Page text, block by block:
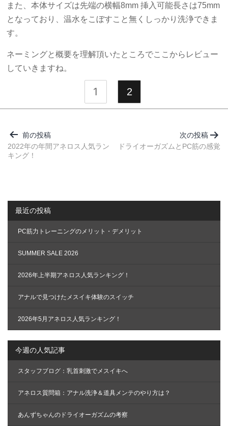
また、本体サイズは先端の横幅8mm 挿入可能長さは75mm
となっており、温水をこぼすこと無くしっかり洗浄できま
す。
ネーミングと概要を理解頂いたところでここからレビュー
していきますね。
1 2
稿
ナ
ビ
シ
ョ
ン
前の投稿
2022年の年間アネロス人気ラン
キング！
次の投稿
ドライオーガズムとPC筋の感覚
最近の投稿
PC筋力トレーニングのメリット・デメリット
SUMMER SALE 2026
2026年上半期アネロス人気ランキング！
アナルで見つけたメスイキ体験のスイッチ
2026年5月アネロス人気ランキング！
今週の人気記事
スタッフブログ：乳首刺激でメスイキへ
アネロス質問箱：アナル洗浄＆道具メンテのやり方は？
あんずちゃんのドライオーガズムの考察